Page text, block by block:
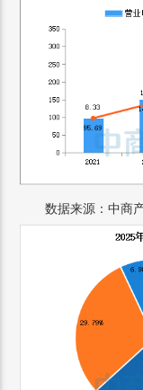
数据来源：中商